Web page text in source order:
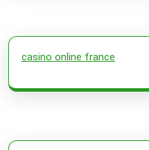
casino online france